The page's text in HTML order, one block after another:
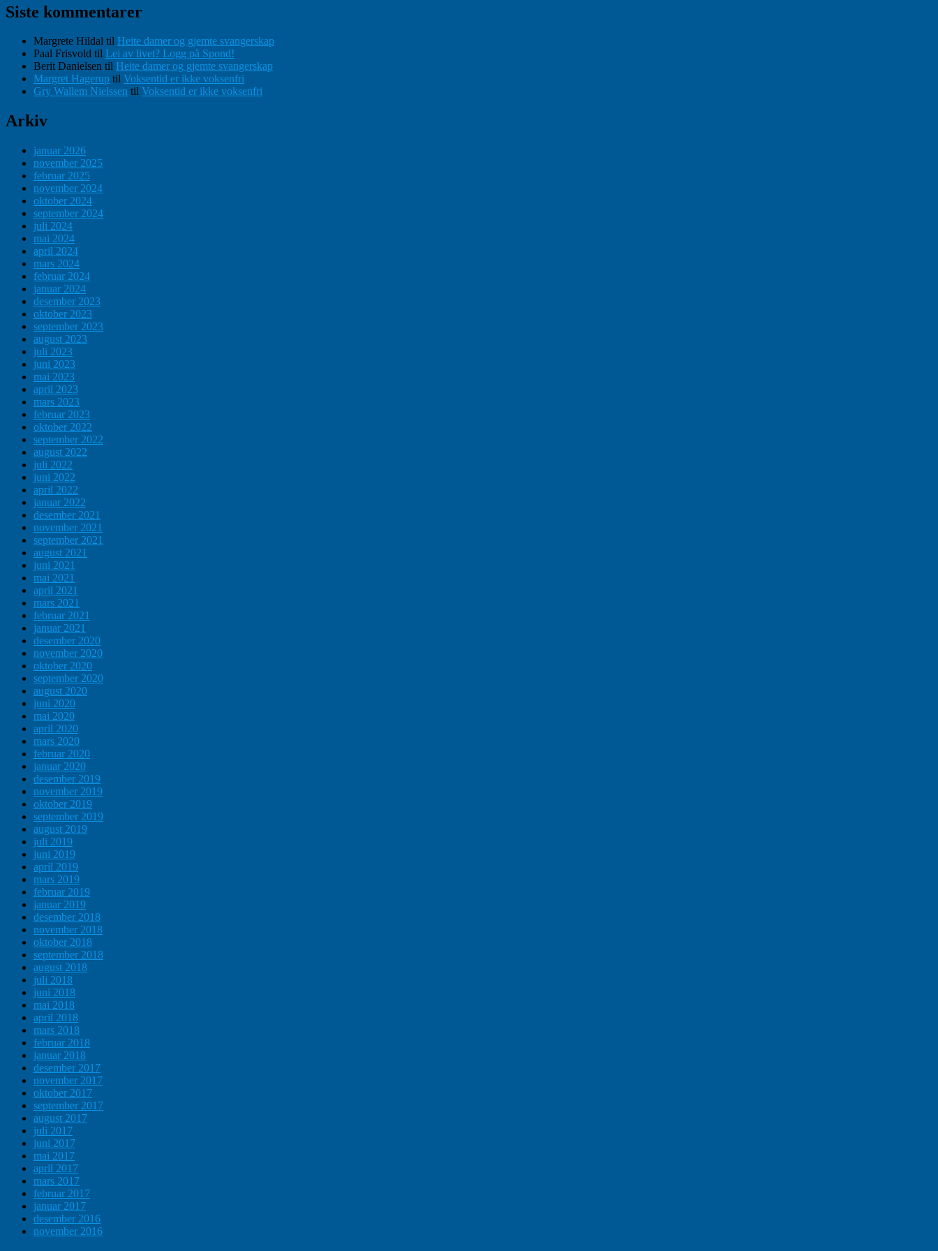
Siste kommentarer
Margrete Hildal til Heite damer og gjemte svangerskap
Paal Frisvold til Lei av livet? Logg på Spond!
Berit Danielsen til Heite damer og gjemte svangerskap
Margret Hagerup til Voksentid er ikke voksenfri
Gry Wallem Nielssen til Voksentid er ikke voksenfri
Arkiv
januar 2026
november 2025
februar 2025
november 2024
oktober 2024
september 2024
juli 2024
mai 2024
april 2024
mars 2024
februar 2024
januar 2024
desember 2023
oktober 2023
september 2023
august 2023
juli 2023
juni 2023
mai 2023
april 2023
mars 2023
februar 2023
oktober 2022
september 2022
august 2022
juli 2022
juni 2022
april 2022
januar 2022
desember 2021
november 2021
september 2021
august 2021
juni 2021
mai 2021
april 2021
mars 2021
februar 2021
januar 2021
desember 2020
november 2020
oktober 2020
september 2020
august 2020
juni 2020
mai 2020
april 2020
mars 2020
februar 2020
januar 2020
desember 2019
november 2019
oktober 2019
september 2019
august 2019
juli 2019
juni 2019
april 2019
mars 2019
februar 2019
januar 2019
desember 2018
november 2018
oktober 2018
september 2018
august 2018
juli 2018
juni 2018
mai 2018
april 2018
mars 2018
februar 2018
januar 2018
desember 2017
november 2017
oktober 2017
september 2017
august 2017
juli 2017
juni 2017
mai 2017
april 2017
mars 2017
februar 2017
januar 2017
desember 2016
november 2016